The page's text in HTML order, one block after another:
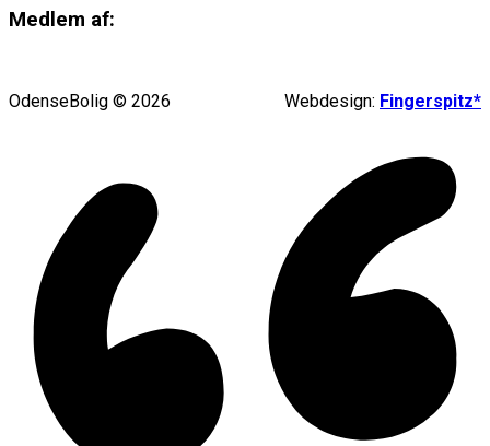
Medlem af:
OdenseBolig © 2026 Webdesign: Fingerspitz*